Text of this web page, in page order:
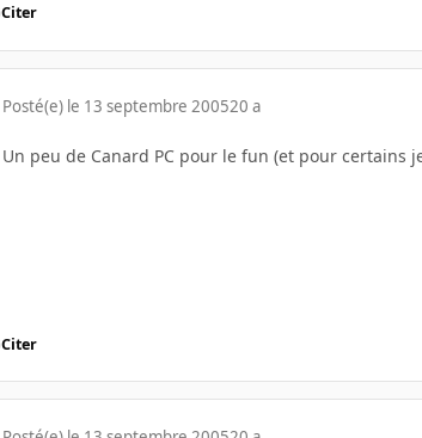
Citer
Posté(e) le 13 septembre 200520 a
Un peu de Canard PC pour le fun (et pour certains
Citer